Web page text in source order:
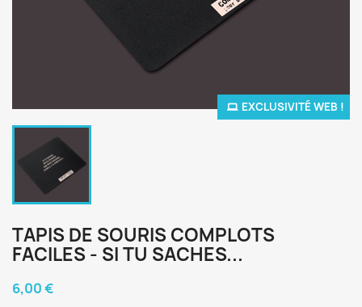
EXCLUSIVITÉ WEB !
TAPIS DE SOURIS COMPLOTS
FACILES - SI TU SACHES...
6,00 €